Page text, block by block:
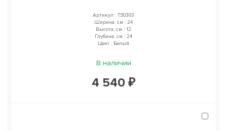
Артикул : T50303
Ширина, см : 24
Высота, см : 12
Глубина, см : 24
Цвет : Белый
В наличии
4 540 ₽